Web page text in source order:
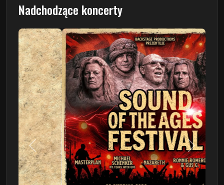
Nadchodzące koncerty
Poprzedni Następny